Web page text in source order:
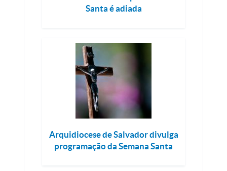
Santa é adiada
Arquidiocese de Salvador divulga
programação da Semana Santa